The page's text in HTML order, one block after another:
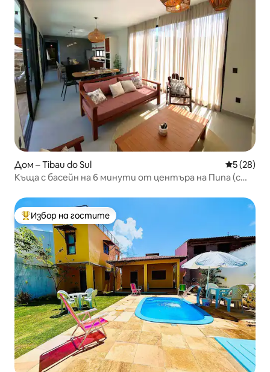
Дом – Tibau do Sul Средна
5 (28)
Къща с басейн на 6 минути от центъра на Пипа (с
Най-популярен избор на гостите
Избор на гостите